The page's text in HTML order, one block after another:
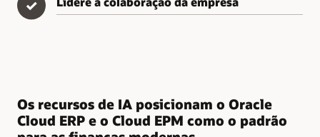
✓
Os recursos de IA posicionam o Oracle
Cloud ERP e o Cloud EPM como o padrão